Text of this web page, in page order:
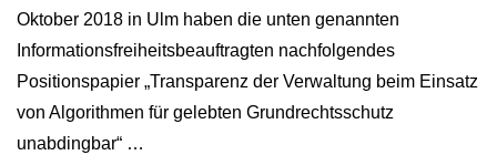
Oktober 2018 in Ulm haben die unten genannten
Informationsfreiheitsbeauftragten nachfolgendes
Positionspapier „Transparenz der Verwaltung beim Einsatz
von Algorithmen für gelebten Grundrechtsschutz
unabdingbar“ …